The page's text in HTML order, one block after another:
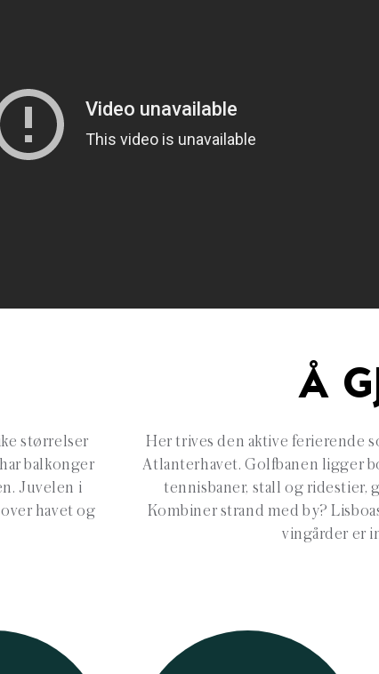
størrelser
balkonger
Juvelen i
havet og
Å
Her trives den aktive ferierende
Atlanterhavet. Golfbanen ligger
tennisbaner, stall og ridestier,
Kombiner strand med by?
vingårder er